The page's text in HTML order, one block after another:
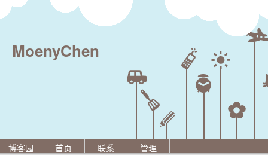
MoenyChen
博客园 首页 联系
管理